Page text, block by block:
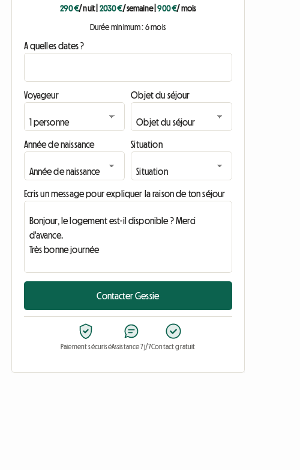
290 €/ nuit| 2030 €/ semaine|900 €/ mois
Durée minimum : 6 mois
A quelles dates ?
Voyageur Objet du séjour
Année de naissance Situation
Ecris un message pour expliquer la raison de ton séjour
Contacter Gessie
Paiement sécuriséAssistance 7j/7Contact gratuit